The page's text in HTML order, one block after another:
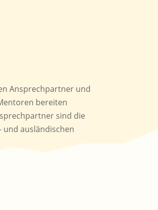
Ansprechpartner und
bereiten
sind die
ausländischen